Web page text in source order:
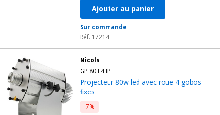
Ajouter au panier
Sur commande
Réf. 17214
Nicols
GP 80 F4 IP
Projecteur 80w led avec roue 4 gobos
fixes
-7%